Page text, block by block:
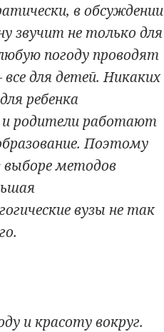
в обсуждении
звучит не только для
погоду проводят
для детей. Никаких
ребенка
и родители работают
Поэтому
выборе методов
вузы не так
и красоту вокруг.